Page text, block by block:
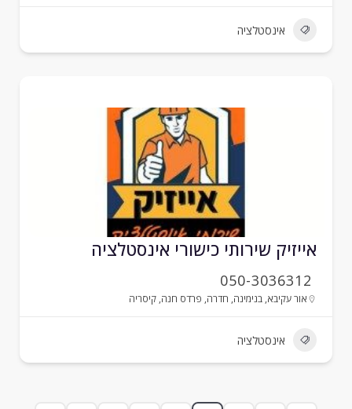
אינסטלציה
שירותי כישורי אינסטלציה
050-3036312
אור עקיבא,בנימינה,חדרה,פרדס חנה,קיסריה
אינסטלציה